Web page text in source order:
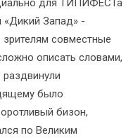
для ТИПИФЕСТа
«Дикий Запад» -
совместные
описать словами,
было
бизон,
по Великим